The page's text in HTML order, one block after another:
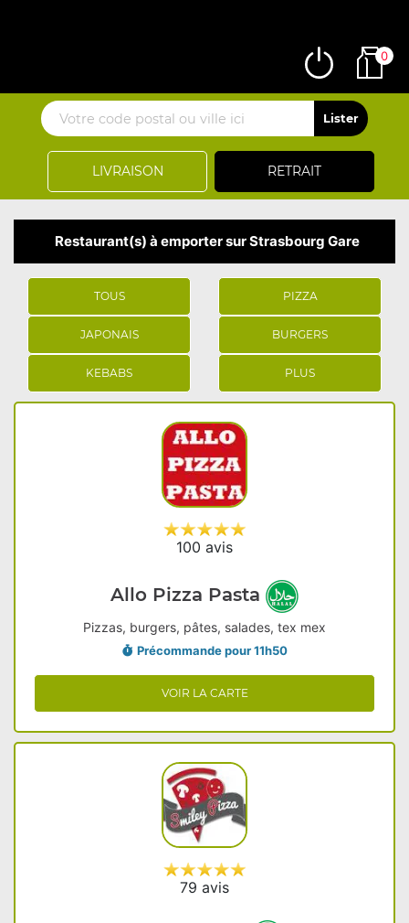
LIVRAISON RETRAIT
0
Restaurant(s) à emporter sur Strasbourg Gare
TOUS PIZZA
JAPONAIS BURGERS
KEBABS PLUS
100 avis
Allo Pizza Pasta
Pizzas, burgers, pâtes, salades, tex mex
Précommande pour 11h50
VOIR LA CARTE
79 avis